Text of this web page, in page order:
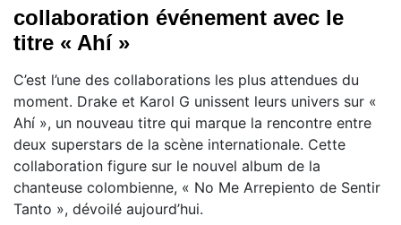
collaboration événement avec le
titre « Ahí »
C’est l’une des collaborations les plus attendues du
moment. Drake et Karol G unissent leurs univers sur «
Ahí », un nouveau titre qui marque la rencontre entre
deux superstars de la scène internationale. Cette
collaboration figure sur le nouvel album de la
chanteuse colombienne, « No Me Arrepiento de Sentir
Tanto », dévoilé aujourd’hui.